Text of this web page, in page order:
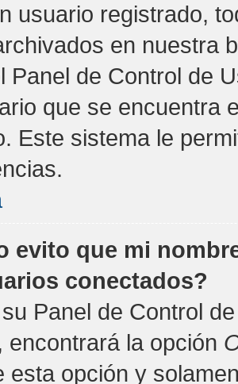
usuario registrado,
en nuestra
Panel de Control de
que se encuentra
Este sistema le
evito que mi
conectados?
Panel de Control
encontrará la opción
esta opción y